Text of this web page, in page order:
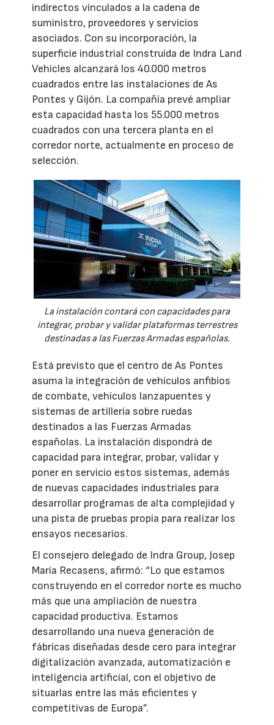
indirectos vinculados a la cadena de
suministro, proveedores y servicios
asociados. Con su incorporación, la
superficie industrial construida de Indra Land
Vehicles alcanzará los 40.000 metros
cuadrados entre las instalaciones de As
Pontes y Gijón. La compañía prevé ampliar
esta capacidad hasta los 55.000 metros
cuadrados con una tercera planta en el
corredor norte, actualmente en proceso de
selección.
La instalación contará con capacidades para
integrar, probar y validar plataformas terrestres
destinadas a las Fuerzas Armadas españolas.
Está previsto que el centro de As Pontes
asuma la integración de vehículos anfibios
de combate, vehículos lanzapuentes y
sistemas de artillería sobre ruedas
destinados a las Fuerzas Armadas
españolas. La instalación dispondrá de
capacidad para integrar, probar, validar y
poner en servicio estos sistemas, además
de nuevas capacidades industriales para
desarrollar programas de alta complejidad y
una pista de pruebas propia para realizar los
ensayos necesarios.
El consejero delegado de Indra Group, Josep
María Recasens, afirmó: “Lo que estamos
construyendo en el corredor norte es mucho
más que una ampliación de nuestra
capacidad productiva. Estamos
desarrollando una nueva generación de
fábricas diseñadas desde cero para integrar
digitalización avanzada, automatización e
inteligencia artificial, con el objetivo de
situarlas entre las más eficientes y
competitivas de Europa”.